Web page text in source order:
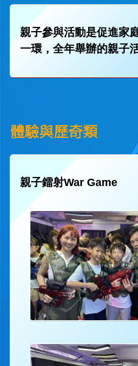
親子參與活動是促進家
一環，全年舉辦的親子
體驗與歷奇類
親子鐳射War Game